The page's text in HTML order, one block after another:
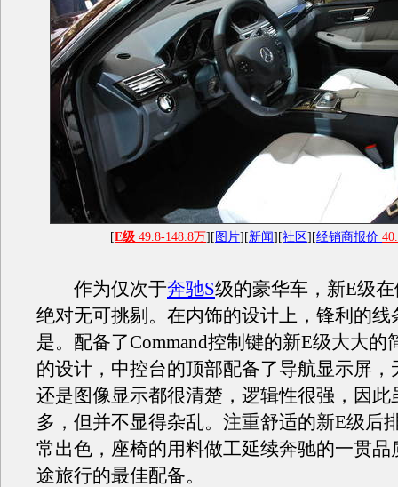
[E级 49.8-148.8万][ 图片][新闻][社区][经销商报价
作为仅次于奔驰S级的豪华车，新E级
绝对无可挑剔。在内饰的设计上，锋利的线
是。配备了Command控制键的新E级大大的
的设计，中控台的顶部配备了导航显示屏，
还是图像显示都很清楚，逻辑性很强，因此
多，但并不显得杂乱。注重舒适的新E级后
常出色，座椅的用料做工延续奔驰的一贯品
途旅行的最佳配备。